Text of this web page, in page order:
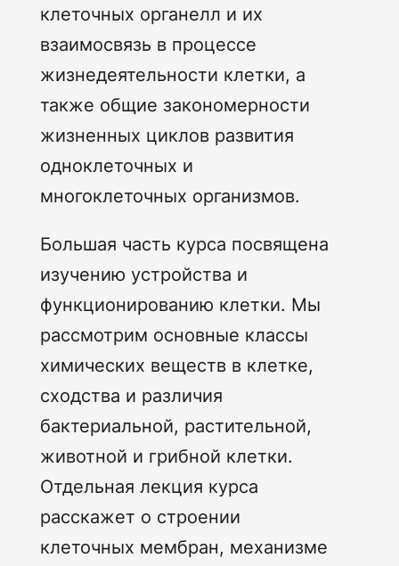
клеточных органелл и их
взаимосвязь в процессе
жизнедеятельности клетки, а
также общие закономерности
жизненных циклов развития
одноклеточных и
многоклеточных организмов.
Большая часть курса посвящена
изучению устройства и
функционированию клетки. Мы
рассмотрим основные классы
химических веществ в клетке,
сходства и различия
бактериальной, растительной,
животной и грибной клетки.
Отдельная лекция курса
расскажет о строении
клеточных мембран, механизме